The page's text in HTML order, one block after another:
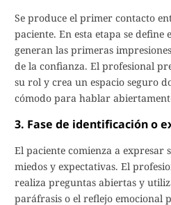
Se produce el primer contacto
paciente. En esta etapa se define
generan las primeras
de la confianza. El profesional
su rol y crea un espacio seguro
cómodo para hablar
3. Fase de identificación o
El paciente comienza a expresar
miedos y expectativas. El
realiza preguntas abiertas y
paráfrasis o el reflejo emocional